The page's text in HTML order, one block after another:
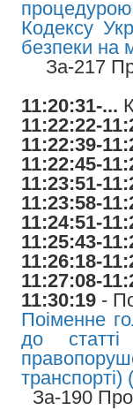
процедурою
Кодексу
безпеки на
За-217
11:20:31-...
11:22:22-
11:22:39-
11:22:45-
11:23:51-
11:23:58-
11:24:51-
11:25:43-
11:26:18-
11:27:08-
11:30:19 -
Поіменне
до статті
За-190